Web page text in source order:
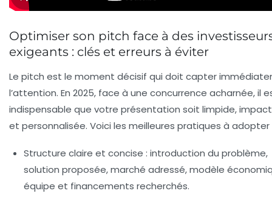
Optimiser son pitch face à des
exigeants : clés et erreurs à éviter
Le pitch est le moment décisif qui doit capter
l’attention. En 2025, face à une concurrence acharnée, il
indispensable que votre présentation soit limpide,
et personnalisée. Voici les meilleures pratiques à adopter
Structure claire et concise : introduction du problème,
solution proposée, marché adressé, modèle
équipe et financements recherchés.